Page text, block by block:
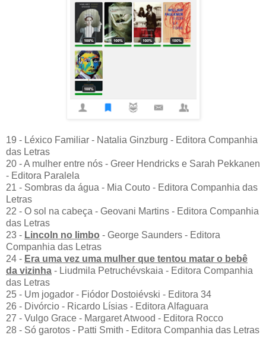
19 - Léxico Familiar - Natalia Ginzburg - Editora Companhia
das Letras
20 - A mulher entre nós - Greer Hendricks e Sarah Pekkanen
- Editora Paralela
21 - Sombras da água - Mia Couto - Editora Companhia das
Letras
22 - O sol na cabeça - Geovani Martins - Editora Companhia
das Letras
23 - Lincoln no limbo - George Saunders - Editora
Companhia das Letras
24 - Era uma vez uma mulher que tentou matar o bebê
da vizinha - Liudmila Petruchévskaia - Editora Companhia
das Letras
25 - Um jogador - Fiódor Dostoiévski - Editora 34
26 - Divórcio - Ricardo Lísias - Editora Alfaguara
27 - Vulgo Grace - Margaret Atwood - Editora Rocco
28 - Só garotos - Patti Smith - Editora Companhia das Letras